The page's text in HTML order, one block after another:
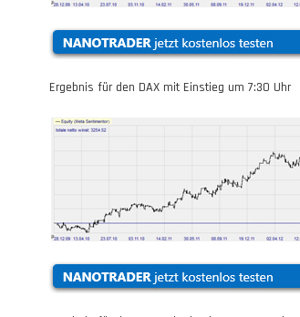
Ergebnis für den DAX mit Einstieg um 7:30 Uhr